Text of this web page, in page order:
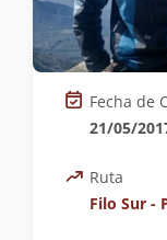
Fecha de
21/05/
Ruta
Filo Sur -